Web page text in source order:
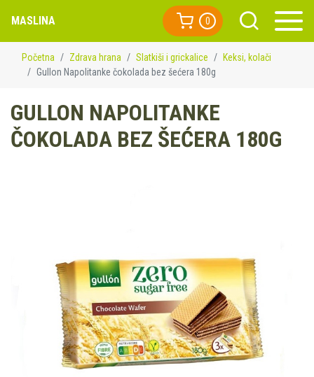
MASLINA 0
Početna Zdrava hrana Slatkiši i grickalice
Keksi, kolači
Gullon Napolitanke čokolada bez šećera 180g
GULLON NAPOLITANKE
ČOKOLADA BEZ ŠEĆERA 180G